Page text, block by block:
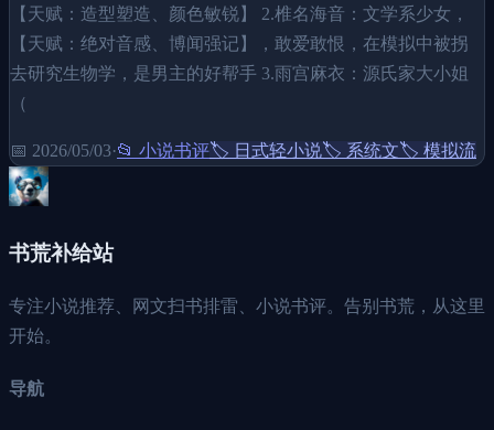
【天赋：造型塑造、颜色敏锐】 2.椎名海音：文学系少女，
【天赋：绝对音感、博闻强记】，敢爱敢恨，在模拟中被拐
去研究生物学，是男主的好帮手 3.雨宫麻衣：源氏家大小姐
（
📅 2026/05/03·📂 小说书评🏷️ 日式轻小说🏷️ 系统文🏷️ 模拟流
书荒补给站
专注小说推荐、网文扫书排雷、小说书评。告别书荒，从这里
开始。
导航